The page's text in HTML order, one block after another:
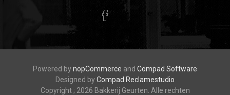
Powered bynopCommerce and Compad Software
Designed byCompad Reclamestudio
Copyright ; 2026 Bakkerij Geurten. Alle rechten